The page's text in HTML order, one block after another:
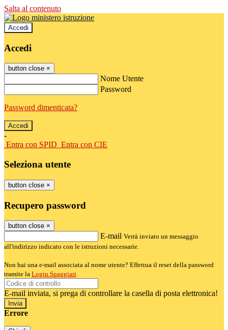
Salta al contenuto
Accedi
Accedi
button close ×
Nome Utente
Password
Password dimenticata?
-
Entra con SPID Entra con CIE
Seleziona utente
button close ×
Recupero password
button close ×
E-mail Verrà inviato un messaggio
all'indirizzo indicato con le istruzioni necessarie.
Non hai una e-mail associata al nome utente? Effettua il reset della password
tramite la Login Spaggiari
E-mail inviata, si prega di controllare la casella di posta elettronica!
Errore